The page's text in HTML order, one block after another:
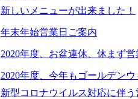
新しいメニューが出来ました！
年末年始営業日ご案内
2020年度、お盆連休、休まず営
2020年度、今年もゴールデン
新型コロナウイルス対応に伴